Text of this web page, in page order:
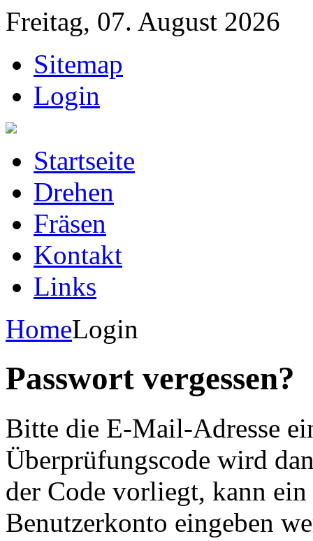
Freitag, 07. August 2026
Sitemap
Login
Startseite
Drehen
Fräsen
Kontakt
Links
HomeLogin
Passwort vergessen?
Bitte die E-Mail-Adresse
Überprüfungscode wird
der Code vorliegt, kann ein
Benutzerkonto eingeben